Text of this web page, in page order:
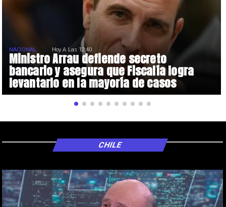
Ministro Arrau defiende secreto
bancario y asegura que Fiscalía logra
levantarlo en la mayoría de casos
NACIONAL Hoy A Las 12:40
CHILE